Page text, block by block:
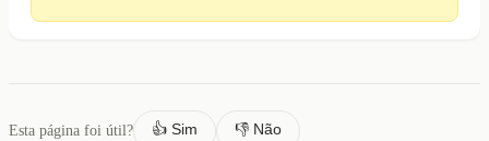
Esta página foi útil? 👍 Sim 👎 Não